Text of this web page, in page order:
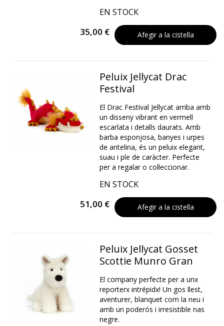
EN STOCK
35,00 € Afegir a la cistella
Peluix Jellycat Drac
Festival
El Drac Festival Jellycat arriba amb
un disseny vibrant en vermell
escarlata i detalls daurats. Amb
barba esponjosa, banyes i urpes
de antelina, és un peluix elegant,
suau i ple de caràcter. Perfecte
per a regalar o col·leccionar.
EN STOCK
51,00 € Afegir a la cistella
Peluix Jellycat Gosset
Scottie Munro Gran
El company perfecte per a unx
reporterx intrépidx! Un gos llest,
aventurer, blanquet com la neu i
amb un poderós i irresistible nas
negre.